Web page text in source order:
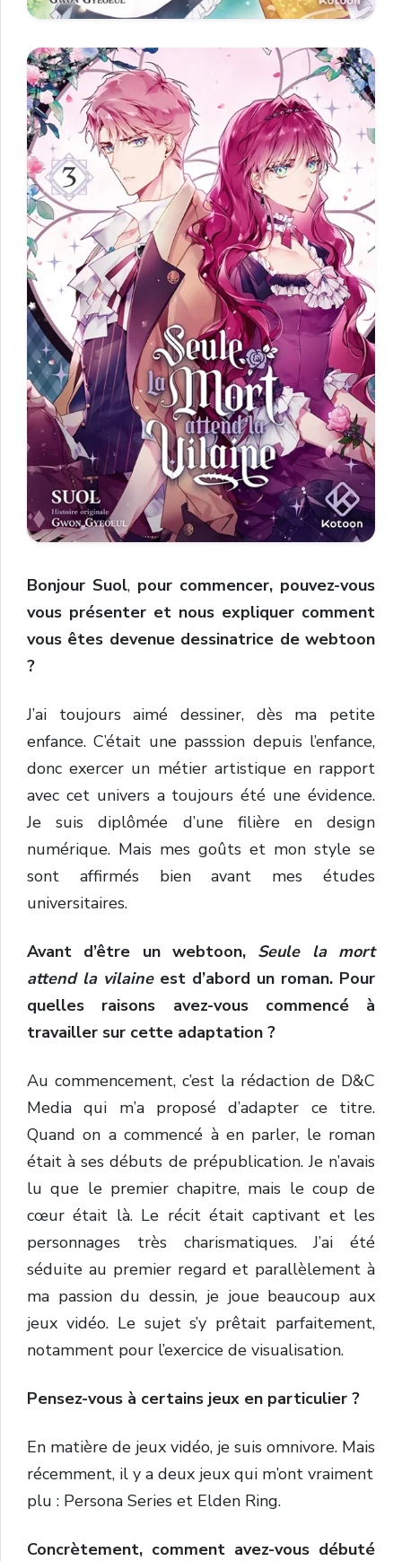
Bonjour Suol, pour commencer, pouvez-vous
vous présenter et nous expliquer comment
vous êtes devenue dessinatrice de webtoon
?
J’ai toujours aimé dessiner, dès ma petite
enfance. C’était une passsion depuis l’enfance,
donc exercer un métier artistique en rapport
avec cet univers a toujours été une évidence.
Je suis diplômée d’une filière en design
numérique. Mais mes goûts et mon style se
sont affirmés bien avant mes études
universitaires.
Avant d’être un webtoon, Seule la mort
attend la vilaineest d’abord un roman. Pour
quelles raisons avez-vous commencé à
travailler sur cette adaptation ?
Au commencement, c’est la rédaction de D&C
Media qui m’a proposé d’adapter ce titre.
Quand on a commencé à en parler, le roman
était à ses débuts de prépublication. Je n’avais
lu que le premier chapitre, mais le coup de
cœur était là. Le récit était captivant et les
personnages très charismatiques. J’ai été
séduite au premier regard et parallèlement à
ma passion du dessin, je joue beaucoup aux
jeux vidéo. Le sujet s’y prêtait parfaitement,
notamment pour l’exercice de visualisation.
Pensez-vous à certains jeux en particulier ?
En matière de jeux vidéo, je suis omnivore. Mais
récemment, il y a deux jeux qui m’ont vraiment
plu : Persona Series et Elden Ring.
Concrètement, comment avez-vous débuté